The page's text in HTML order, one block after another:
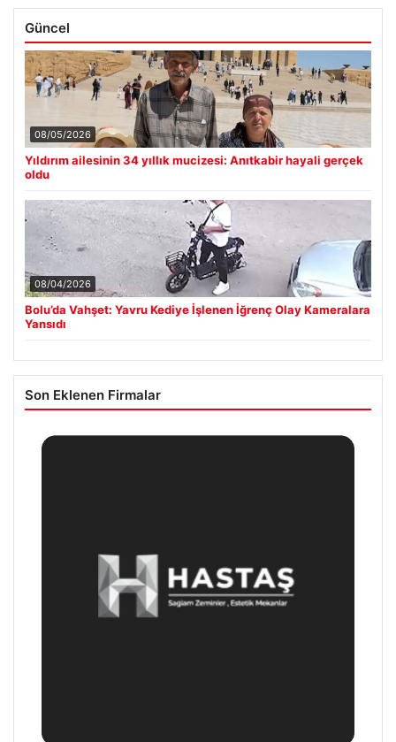
Güncel
08/05/2026
Yıldırım ailesinin 34 yıllık mucizesi: Anıtkabir hayali gerçek
oldu
08/04/2026
Bolu’da Vahşet: Yavru Kediye İşlenen İğrenç Olay Kameralara
Yansıdı
Son Eklenen Firmalar